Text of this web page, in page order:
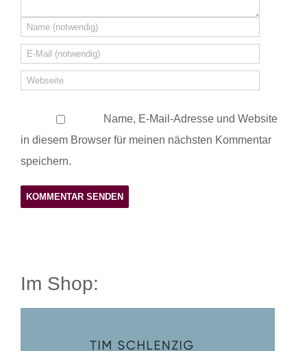
Name, E-Mail-Adresse und Website
in diesem Browser für meinen nächsten Kommentar
speichern.
Im Shop: